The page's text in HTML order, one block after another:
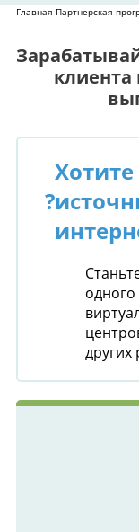
Главная Партнерская
?
других